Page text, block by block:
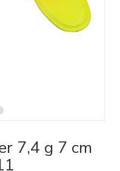
7,4 g 7 cm